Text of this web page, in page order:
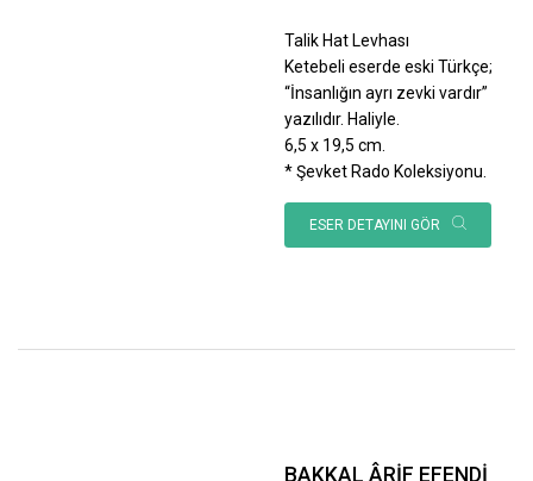
Talik Hat Levhası
Ketebeli eserde eski Türkçe;
“İnsanlığın ayrı zevki vardır”
yazılıdır. Haliyle.
6,5 x 19,5 cm.
* Şevket Rado Koleksiyonu.
ESER DETAYINI GÖR
BAKKAL ÂRİF EFENDİ